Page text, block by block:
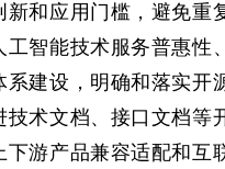
新和应用门槛，避免重
工智能技术服务普惠性
系建设，明确和落实开
技术文档、接口文档等
下游产品兼容适配和互